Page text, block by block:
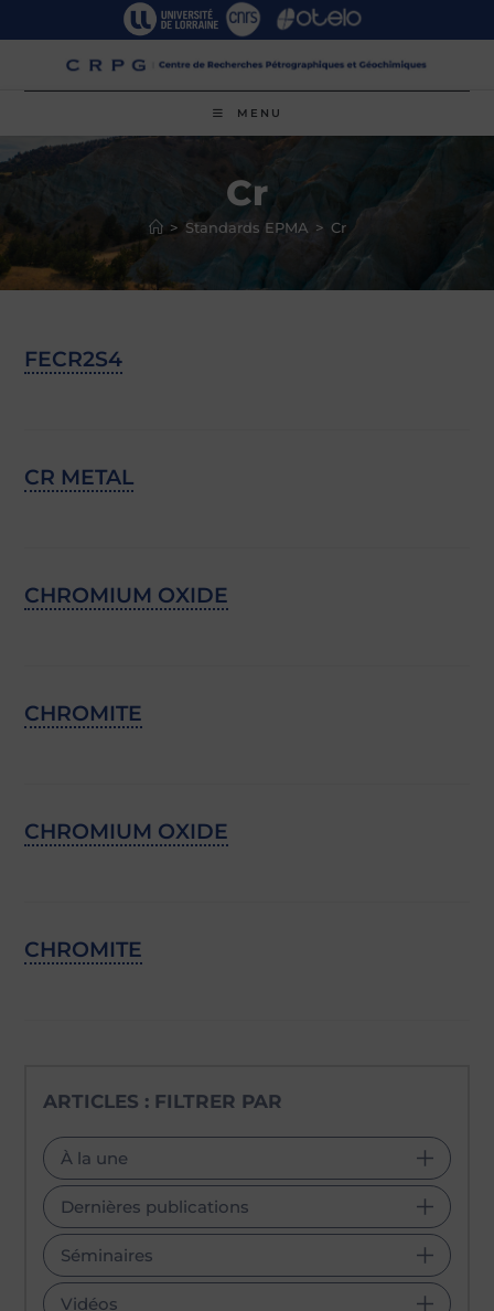
MENU
Cr
> Standards EPMA > Cr
FECR2S4
CR METAL
CHROMIUM OXIDE
CHROMITE
CHROMIUM OXIDE
CHROMITE
ARTICLES : FILTRER PAR
À la une
Dernières publications
Séminaires
Vidéos